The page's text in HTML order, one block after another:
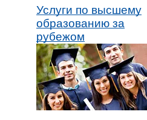
Услуги по высшему
образованию за
рубежом